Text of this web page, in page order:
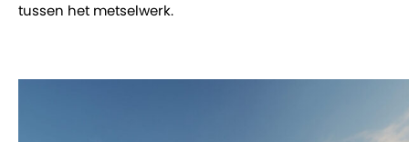
tussen het metselwerk.